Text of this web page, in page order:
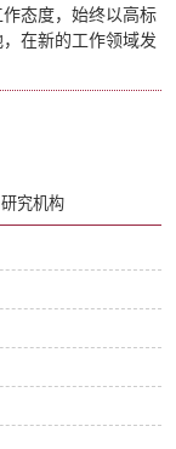
态度，始终以高标
在新的工作领域发
研究机构